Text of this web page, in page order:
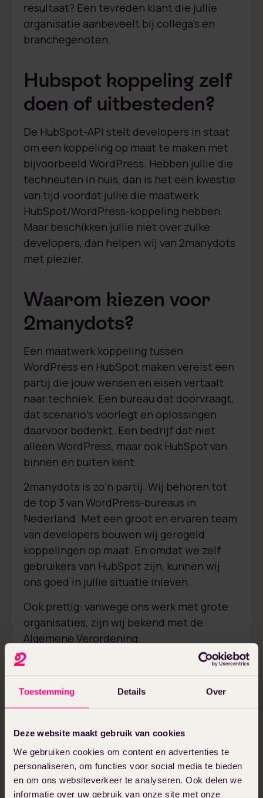
Toestemming Details Over
Deze website maakt gebruik van cookies
We gebruiken cookies om content en advertenties te
personaliseren, om functies voor social media te bieden
en om ons websiteverkeer te analyseren. Ook delen we
informatie over uw gebruik van onze site met onze
resultaat? Een tevreden klant die jullie
organisatie aanbeveelt bij collega’s en
branchegenoten.
Hubspot koppeling zelf
doen of uitbesteden?
De HubSpot-API stelt developers in staat
om een koppeling op maat te maken met
bijvoorbeeld WordPress. Hebben jullie die
techneuten in huis, dan is het een kwestie
van tijd voordat jullie die maatwerk
HubSpot/WordPress-koppeling hebben.
Maar beschikken jullie niet over zulke
developers, dan helpen wij van 2manydots
met plezier.
Waarom kiezen voor
2manydots?
Een maatwerk koppeling tussen
WordPress en HubSpot maken vereist een
partij die jouw wensen en eisen vertaalt
naar techniek. Een bureau dat doorvraagt,
dat scenario’s voorlegt en oplossingen
daarvoor bedenkt. Een bedrijf dat niet
alleen WordPress, maar ook HubSpot van
binnen en buiten kent.
2manydots is zo’n partij. Wij behoren tot
de top 3 van WordPress-bureaus in
Nederland. Met een groot en ervaren team
van developers bouwen wij geregeld
koppelingen op maat. En omdat we zelf
gebruikers van HubSpot zijn, kunnen wij
ons goed in jullie situatie inleven.
Ook prettig: vanwege ons werk met grote
organisaties, zijn wij bekend met de
Algemene Verordening
Gegevensbescherming. Bij al onze
werkzaamheden krijgen de beveiliging van
jullie website en de privacy van jullie
gebruikers voorrang.
Over HubSpot
Online succes hebben is in de jaren ‘20 van
deze eeuw lang niet meer zo eenvoudig.